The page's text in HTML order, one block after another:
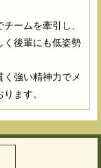
ームを牽引し、
く後輩にも低姿勢
強い精神力でメ
ます。